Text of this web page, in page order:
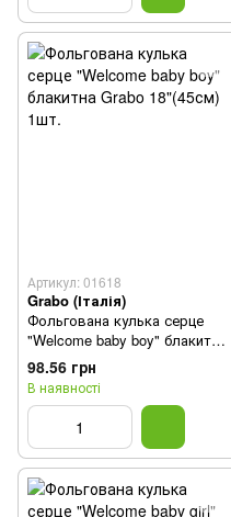
Артикул: 01618
Grabo (Італія)
Фольгована кулька серце
"Welcome baby boy" блакитна
Grabo 18"(45см) 1шт.
98.56 грн
В наявності